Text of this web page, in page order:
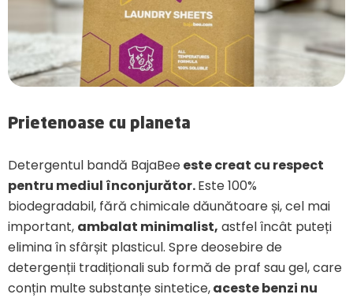
Prietenoase cu planeta
Detergentul bandă BajaBeeeste creat cu respect
pentru mediul înconjurător.Este 100%
biodegradabil, fără chimicale dăunătoare și, cel mai
important, ambalat minimalist, astfel încât puteți
elimina în sfârșit plasticul. Spre deosebire de
detergenții tradiționali sub formă de praf sau gel, care
conțin multe substanțe sintetice,aceste benzi nu